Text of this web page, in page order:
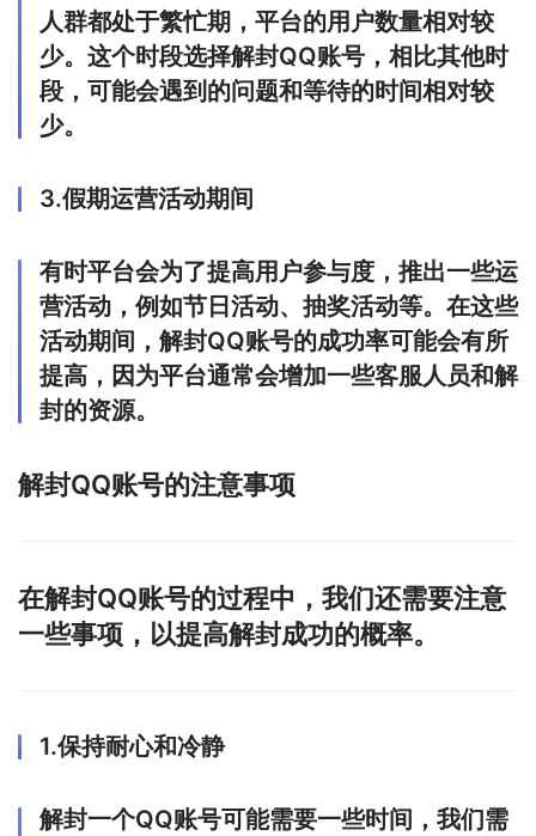
人群都处于繁忙期，平台的用户数量相对较
少。这个时段选择解封QQ账号，相比其他时
段，可能会遇到的问题和等待的时间相对较
少。
3.假期运营活动期间
有时平台会为了提高用户参与度，推出一些运
营活动，例如节日活动、抽奖活动等。在这些
活动期间，解封QQ账号的成功率可能会有所
提高，因为平台通常会增加一些客服人员和解
封的资源。
解封QQ账号的注意事项
在解封QQ账号的过程中，我们还需要注意
一些事项，以提高解封成功的概率。
1.保持耐心和冷静
解封一个QQ账号可能需要一些时间，我们需